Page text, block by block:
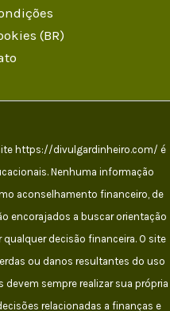
(BR)
https://divulgardinheiro.com/ é
Nenhuma informação
aconselhamento financeiro, de
encorajados a buscar orientação
decisão financeira. O site
ou danos resultantes do uso
sempre realizar sua própria
relacionadas a finanças e